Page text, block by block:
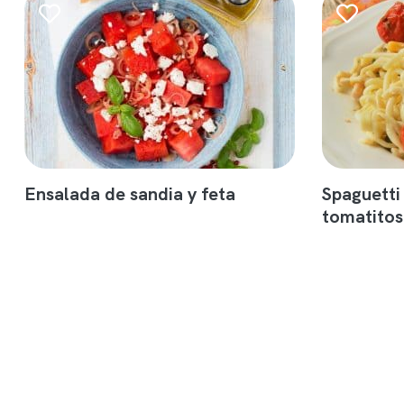
Ensalada de sandia y feta
Spaguetti
tomatitos